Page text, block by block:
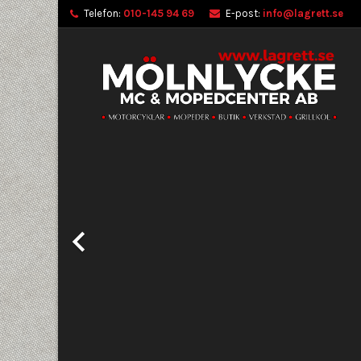
Telefon: 010-145 94 69 E-post: info@lagrett.se
